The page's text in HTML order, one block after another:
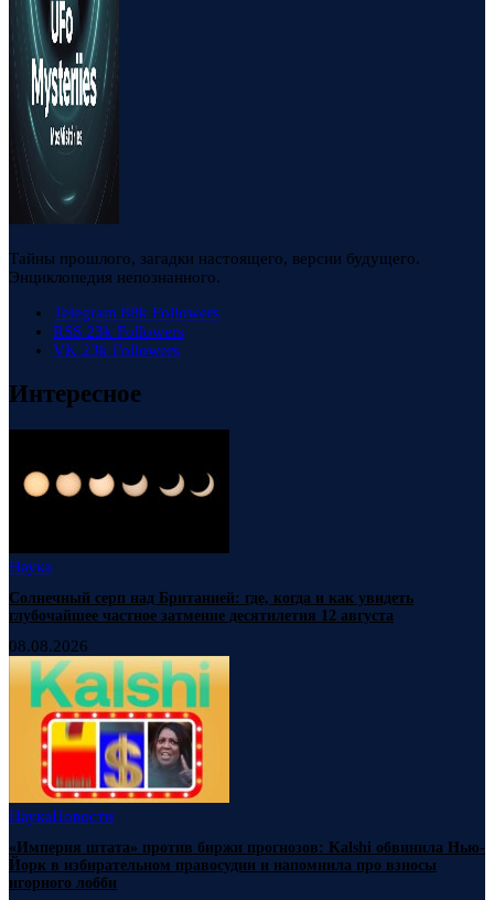
Тайны прошлого, загадки настоящего, версии будущего.
Энциклопедия непознанного.
Telegram 88k Followers
RSS 23k Followers
VK 23k Followers
Интересное
Наука
Солнечный серп над Британией: где, когда и как увидеть
глубочайшее частное затмение десятилетия 12 августа
08.08.2026
НаукаНовости
«Империя штата» против биржи прогнозов: Kalshi обвинила Нью-
Йорк в избирательном правосудии и напомнила про взносы
игорного лобби